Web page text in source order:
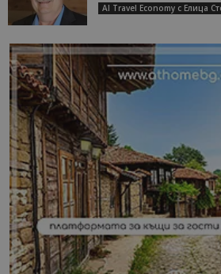
AI Travel Economy с Елица